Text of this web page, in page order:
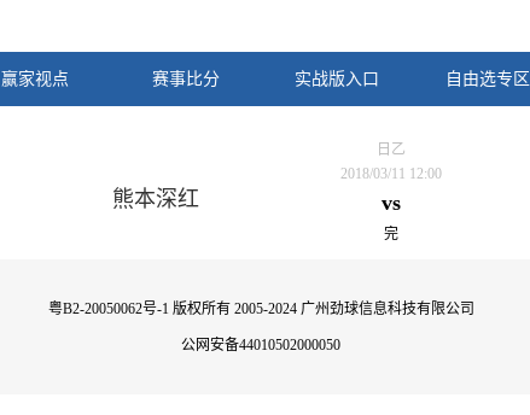
赢家视点 赛事比分 实战版入口 自由选专区
日乙
2018/03/11 12:00
vs
完
熊本深红
粤B2-20050062号-1版权所有 2005-2024 广州劲球信息科技有限公司
公网安备44010502000050